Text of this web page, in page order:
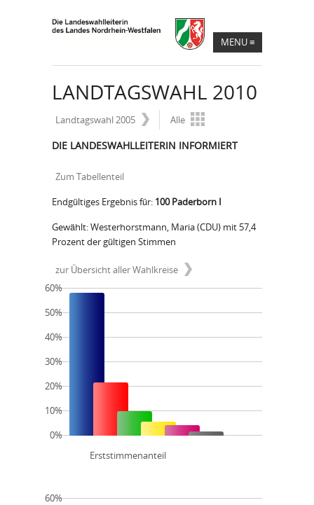
MENU≡
LANDTAGSWAHL 2010
Landtagswahl 2005 Alle
DIE LANDESWAHLLEITERIN INFORMIERT
Zum Tabellenteil
Endgültiges Ergebnis für: 100 Paderborn I
Gewählt: Westerhorstmann, Maria (CDU) mit 57,4
Prozent der gültigen Stimmen
zur Übersicht aller Wahlkreise
Erststimmenanteil
60%
50%
40%
30%
20%
10%
0%
60%